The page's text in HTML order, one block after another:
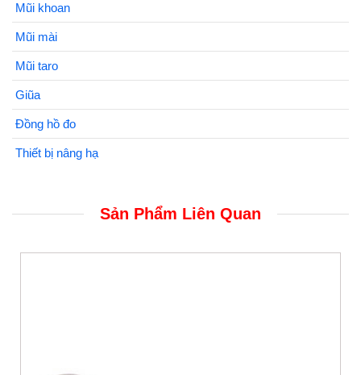
Mũi khoan
Mũi mài
Mũi taro
Giũa
Đồng hồ đo
Thiết bị nâng hạ
Sản Phẩm Liên Quan